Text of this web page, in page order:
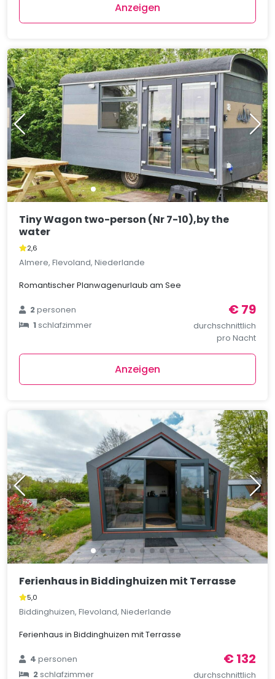
Anzeigen
Tiny Wagon two-person (Nr 7-10),by the
water
2,6
Almere, Flevoland, Niederlande
Romantischer Planwagenurlaub am See
2personen
1schlafzimmer
€ 79
durchschnittlich
pro Nacht
Anzeigen
Ferienhaus in Biddinghuizen mit Terrasse
5,0
Biddinghuizen, Flevoland, Niederlande
Ferienhaus in Biddinghuizen mit Terrasse
4personen
2schlafzimmer
€ 132
durchschnittlich